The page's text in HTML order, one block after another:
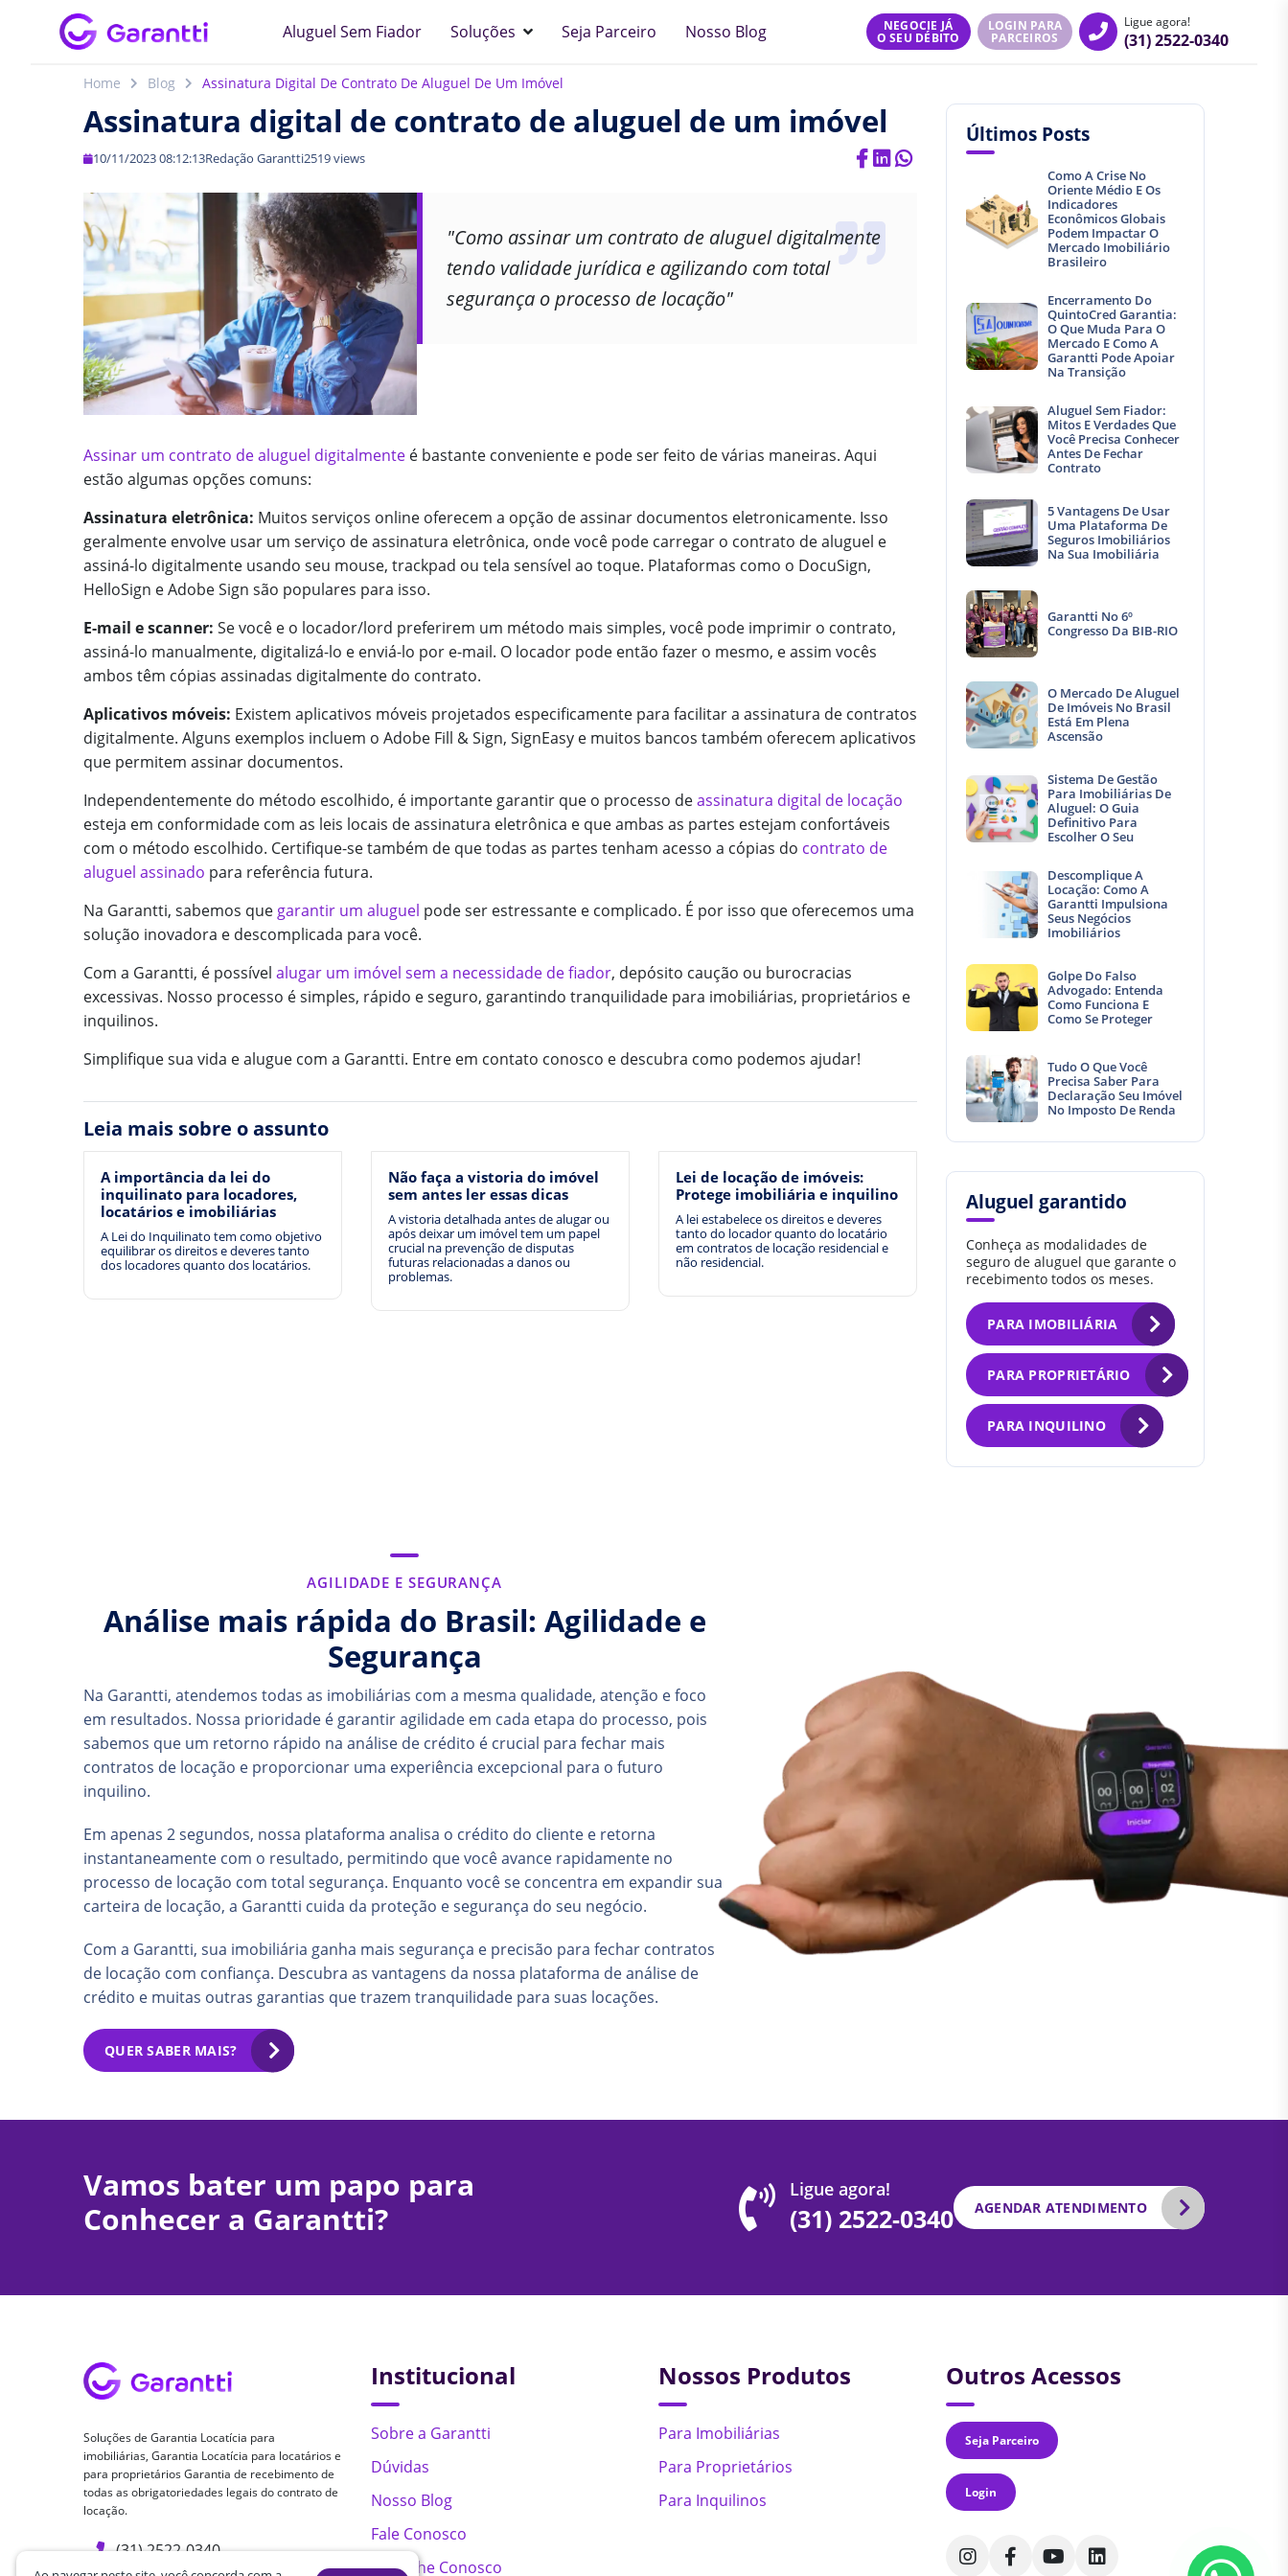
Aluguel Sem Fiador Soluções Seja Parceiro Nosso Blog NEGOCIE JÁ
O SEU DÉBITO
LOGIN PARA
PARCEIROS
Ligue agora!
(31) 2522-0340
Home Blog Assinatura Digital De Contrato De Aluguel De Um Imóvel
Assinatura digital de contrato de aluguel de um imóvel
10/11/2023 08:12:13Redação Garantti2519 views
"Como assinar um contrato de aluguel digitalmente
tendo validade jurídica e agilizando com total
segurança o processo de locação"
Assinar um contrato de aluguel digitalmente é bastante conveniente e pode ser feito de várias maneiras. Aqui
estão algumas opções comuns:
Assinatura eletrônica: Muitos serviços online oferecem a opção de assinar documentos eletronicamente. Isso
geralmente envolve usar um serviço de assinatura eletrônica, onde você pode carregar o contrato de aluguel e
assiná-lo digitalmente usando seu mouse, trackpad ou tela sensível ao toque. Plataformas como o DocuSign,
HelloSign e Adobe Sign são populares para isso.
E-mail e scanner: Se você e o locador/lord preferirem um método mais simples, você pode imprimir o contrato,
assiná-lo manualmente, digitalizá-lo e enviá-lo por e-mail. O locador pode então fazer o mesmo, e assim vocês
ambos têm cópias assinadas digitalmente do contrato.
Aplicativos móveis: Existem aplicativos móveis projetados especificamente para facilitar a assinatura de contratos
digitalmente. Alguns exemplos incluem o Adobe Fill & Sign, SignEasy e muitos bancos também oferecem aplicativos
que permitem assinar documentos.
Independentemente do método escolhido, é importante garantir que o processo deassinatura digital de locação
esteja em conformidade com as leis locais de assinatura eletrônica e que ambas as partes estejam confortáveis
com o método escolhido. Certifique-se também de que todas as partes tenham acesso a cópias do contrato de
aluguel assinado para referência futura.
Na Garantti, sabemos que garantir um aluguel pode ser estressante e complicado. É por isso que oferecemos uma
solução inovadora e descomplicada para você.
Com a Garantti, é possível alugar um imóvel sem a necessidade de fiador, depósito caução ou burocracias
excessivas. Nosso processo é simples, rápido e seguro, garantindo tranquilidade para imobiliárias, proprietários e
inquilinos.
Simplifique sua vida e alugue com a Garantti. Entre em contato conosco e descubra como podemos ajudar!
Leia mais sobre o assunto
A importância da lei do
inquilinato para locadores,
locatários e imobiliárias
A Lei do Inquilinato tem como objetivo
equilibrar os direitos e deveres tanto
dos locadores quanto dos locatários.
Não faça a vistoria do imóvel
sem antes ler essas dicas
A vistoria detalhada antes de alugar ou
após deixar um imóvel tem um papel
crucial na prevenção de disputas
futuras relacionadas a danos ou
problemas.
Lei de locação de imóveis:
Protege imobiliária e inquilino
A lei estabelece os direitos e deveres
tanto do locador quanto do locatário
em contratos de locação residencial e
não residencial.
Últimos Posts
Como A Crise No
Oriente Médio E Os
Indicadores
Econômicos Globais
Podem Impactar O
Mercado Imobiliário
Brasileiro
Encerramento Do
QuintoCred Garantia:
O Que Muda Para O
Mercado E Como A
Garantti Pode Apoiar
Na Transição
Aluguel Sem Fiador:
Mitos E Verdades Que
Você Precisa Conhecer
Antes De Fechar
Contrato
5 Vantagens De Usar
Uma Plataforma De
Seguros Imobiliários
Na Sua Imobiliária
Garantti No 6º
Congresso Da BIB-RIO
O Mercado De Aluguel
De Imóveis No Brasil
Está Em Plena
Ascensão
Sistema De Gestão
Para Imobiliárias De
Aluguel: O Guia
Definitivo Para
Escolher O Seu
Descomplique A
Locação: Como A
Garantti Impulsiona
Seus Negócios
Imobiliários
Golpe Do Falso
Advogado: Entenda
Como Funciona E
Como Se Proteger
Tudo O Que Você
Precisa Saber Para
Declaração Seu Imóvel
No Imposto De Renda
Aluguel garantido
Conheça as modalidades de
seguro de aluguel que garante o
recebimento todos os meses.
PARA IMOBILIÁRIA
PARA PROPRIETÁRIO
PARA INQUILINO
AGILIDADE E SEGURANÇA
Análise mais rápida do Brasil: Agilidade e
Segurança
Na Garantti, atendemos todas as imobiliárias com a mesma qualidade, atenção e foco
em resultados. Nossa prioridade é garantir agilidade em cada etapa do processo, pois
sabemos que um retorno rápido na análise de crédito é crucial para fechar mais
contratos de locação e proporcionar uma experiência excepcional para o futuro
inquilino.
Em apenas 2 segundos, nossa plataforma analisa o crédito do cliente e retorna
instantaneamente com o resultado, permitindo que você avance rapidamente no
processo de locação com total segurança. Enquanto você se concentra em expandir sua
carteira de locação, a Garantti cuida da proteção e segurança do seu negócio.
Com a Garantti, sua imobiliária ganha mais segurança e precisão para fechar contratos
de locação com confiança. Descubra as vantagens da nossa plataforma de análise de
crédito e muitas outras garantias que trazem tranquilidade para suas locações.
QUER SABER MAIS?
Vamos bater um papo para
Conhecer a Garantti?
Ligue agora!
(31) 2522-0340 AGENDAR ATENDIMENTO
Soluções de Garantia Locatícia para
imobiliárias, Garantia Locatícia para locatários e
para proprietários Garantia de recebimento de
todas as obrigatoriedades legais do contrato de
locação.
(31) 2522-0340
Institucional
Sobre a Garantti
Dúvidas
Nosso Blog
Fale Conosco
Trabalhe Conosco
Nossos Produtos
Para Imobiliárias
Para Proprietários
Para Inquilinos
Outros Acessos
Seja Parceiro
Login